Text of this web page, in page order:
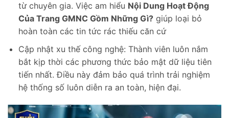
từ chuyên gia. Việc am hiểu Nội Dung Hoạt Động
Của Trang GMNC Gồm Những Gì?giúp loại bỏ
hoàn toàn các tin tức rác thiếu căn cứ
Cập nhật xu thế công nghệ: Thành viên luôn nắm
bắt kịp thời các phương thức bảo mật dữ liệu tiên
tiến nhất. Điều này đảm bảo quá trình trải nghiệm
hệ thống số luôn diễn ra an toàn, hiện đại.